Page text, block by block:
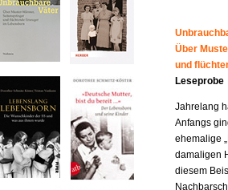
Über
und
Leseprobe
Jahrelang
Anfangs
ehemalige
damaligen
diesem